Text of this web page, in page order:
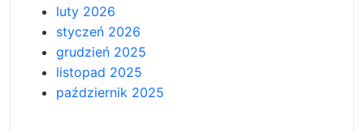
luty 2026
styczeń 2026
grudzień 2025
listopad 2025
październik 2025